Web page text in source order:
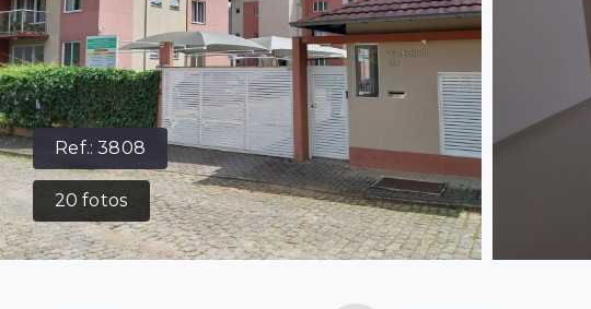
Ref.:3808
20 fotos